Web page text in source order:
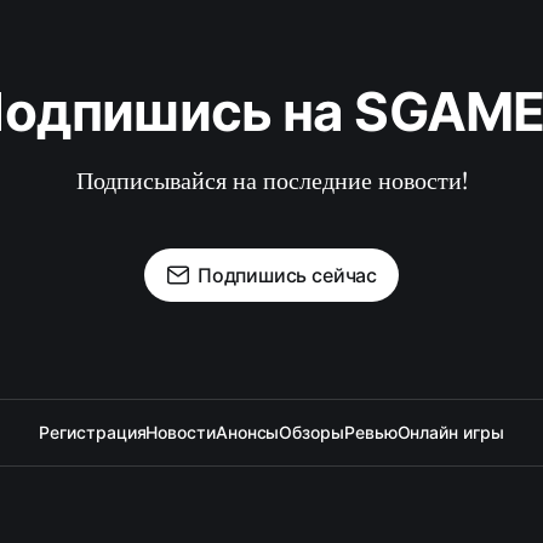
на
Подписывайся на последние новости!
Подпишись сейчас
РегистрацияНовостиАнонсыОбзорыРевьюОнлайн игры